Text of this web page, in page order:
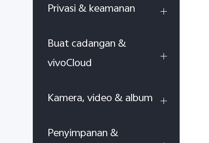
Privasi & keamanan
Buat cadangan &
vivoCloud
Kamera, video & album
Penyimpanan &